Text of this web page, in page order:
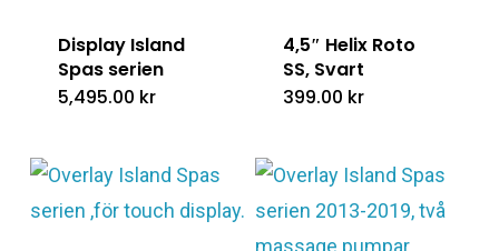
Display Island
Spas serien
5,495.00 kr
4,5″ Helix Roto
SS, Svart
399.00 kr